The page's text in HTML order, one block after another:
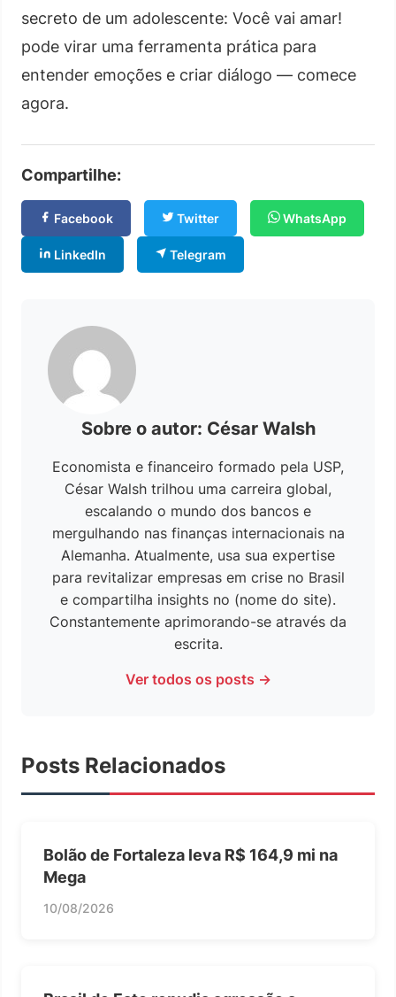
secreto de um adolescente: Você vai amar!
pode virar uma ferramenta prática para
entender emoções e criar diálogo — comece
agora.
Compartilhe:
Facebook Twitter WhatsApp
LinkedIn Telegram
Sobre o autor: César Walsh
Economista e financeiro formado pela USP,
César Walsh trilhou uma carreira global,
escalando o mundo dos bancos e
mergulhando nas finanças internacionais na
Alemanha. Atualmente, usa sua expertise
para revitalizar empresas em crise no Brasil
e compartilha insights no (nome do site).
Constantemente aprimorando-se através da
escrita.
Ver todos os posts →
Posts Relacionados
Bolão de Fortaleza leva R$ 164,9 mi na
Mega
10/08/2026